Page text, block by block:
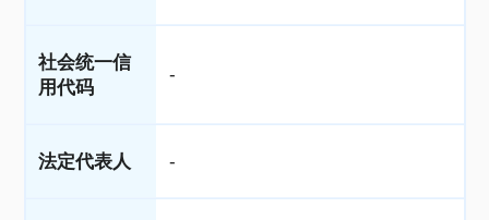
社会统一信
用代码
-
法定代表人 -